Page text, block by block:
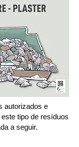
autorizados e
tipo de resíduos
a seguir.